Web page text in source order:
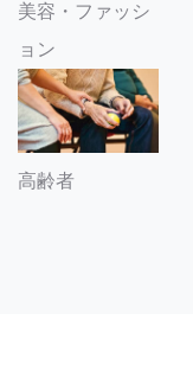
美容・ファッシ
ョン
高齢者